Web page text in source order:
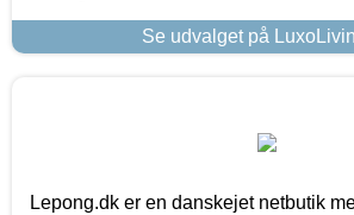
Se udvalget på
Lepong.dk er en danskejet netbutik